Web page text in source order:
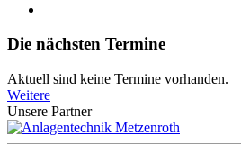
Die nächsten Termine
Aktuell sind keine Termine vorhanden.
Weitere
Unsere Partner